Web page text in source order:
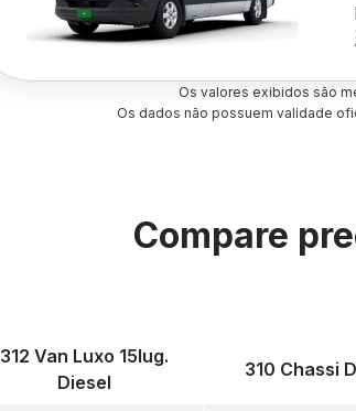
Os valores exibidos são
Os dados não possuem validade
Compare
312 Van Luxo 15lug.
Diesel
310 Chassi